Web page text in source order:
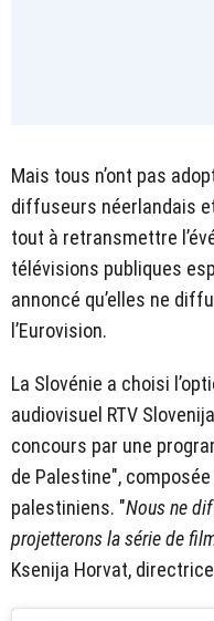
Mais tous n’ont pas
diffuseurs néerlandais
tout à retransmettre
télévisions publiques
annoncé qu’elles ne
l’Eurovision.
La Slovénie a choisi
audiovisuel RTV
concours par une
de Palestine",
palestiniens. "Nous ne
projetterons la série de
Ksenija Horvat,